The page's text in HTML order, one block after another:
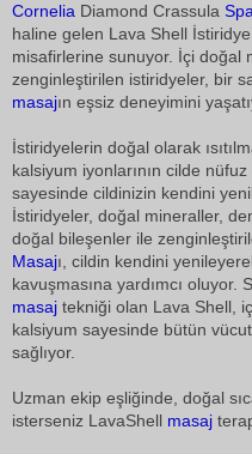
Cornelia Diamond Crassula Spa
haline gelen Lava Shell İstiridye
misafirlerine sunuyor. İçi doğal
zenginleştirilen istiridyeler, bir
masajın eşsiz deneyimini
İstiridyelerin doğal olarak
kalsiyum iyonlarının cilde
sayesinde cildinizin kendini
İstiridyeler, doğal mineraller,
doğal bileşenler ile
Masajı, cildin kendini
kavuşmasına yardımcı
masaj tekniği olan Lava Shell,
kalsiyum sayesinde bütün
sağlıyor.
Uzman ekip eşliğinde, doğal
isterseniz LavaShell masaj